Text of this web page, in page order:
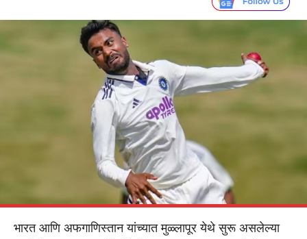
भारत आणि अफगाणिस्तान यांच्यात मुळ्लापूर येथे सुरू असलेल्या